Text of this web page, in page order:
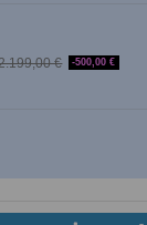
€ -500,00 €